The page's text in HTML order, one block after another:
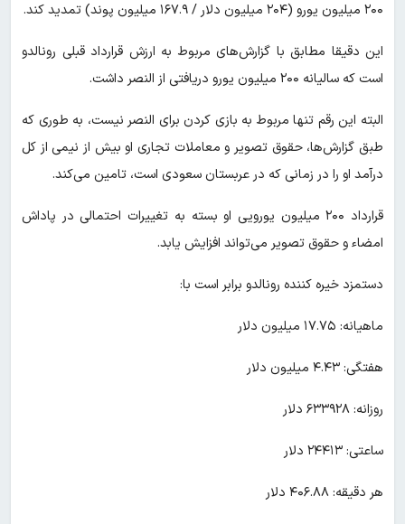
۲۰۰ میلیون یورو (۲۰۴ میلیون دلار / ۱۶۷.۹ میلیون پوند) تمدید کند.
این دقیقا مطابق با گزارش‌های مربوط به ارزش قرارداد قبلی رونالدو
است که سالیانه ۲۰۰ میلیون یورو دریافتی از النصر داشت.
البته این رقم تنها مربوط به بازی کردن برای النصر نیست، به طوری که
طبق گزارش‌ها، حقوق تصویر و معاملات تجاری او بیش از نیمی از کل
درآمد او را در زمانی که در عربستان سعودی است، تامین می‌کند.
قرارداد ۲۰۰ میلیون یورویی او بسته به تغییرات احتمالی در پاداش
امضاء و حقوق تصویر می‌تواند افزایش یابد.
دستمزد خیره کننده رونالدو برابر است با:
ماهیانه: ۱۷.۷۵ میلیون دلار
هفتگی: ۴.۴۳ میلیون دلار
روزانه: ۶۳۳۹۲۸ دلار
ساعتی: ۲۴۴۱۳ دلار
هر دقیقه: ۴۰۶.۸۸ دلار